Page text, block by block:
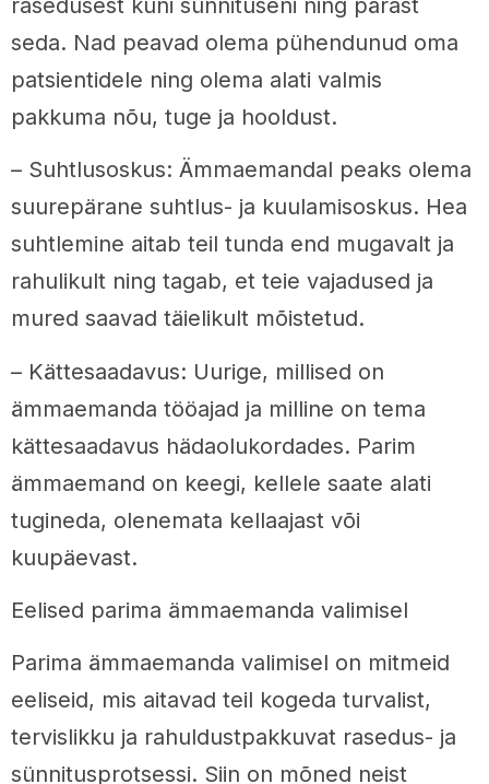
rasedusest kuni sünnituseni ning pärast
seda. Nad peavad olema pühendunud oma
patsientidele ning olema alati valmis
pakkuma nõu, tuge ja hooldust.
– Suhtlusoskus: Ämmaemandal peaks olema
suurepärane suhtlus- ja kuulamisoskus. Hea
suhtlemine aitab teil tunda end mugavalt ja
rahulikult ning tagab, et teie vajadused ja
mured saavad täielikult mõistetud.
– Kättesaadavus: Uurige, millised on
ämmaemanda tööajad ja milline on tema
kättesaadavus hädaolukordades. Parim
ämmaemand on keegi, kellele saate alati
tugineda, olenemata kellaajast või
kuupäevast.
Eelised parima ämmaemanda valimisel
Parima ämmaemanda valimisel on mitmeid
eeliseid, mis aitavad teil kogeda turvalist,
tervislikku ja rahuldustpakkuvat rasedus- ja
sünnitusprotsessi. Siin on mõned neist